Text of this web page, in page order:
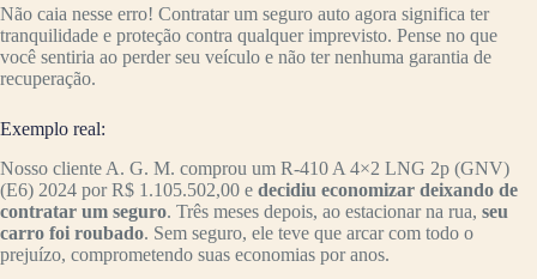
Não caia nesse erro! Contratar um seguro auto agora significa ter
tranquilidade e proteção contra qualquer imprevisto. Pense no que
você sentiria ao perder seu veículo e não ter nenhuma garantia de
recuperação.
Exemplo real:
Nosso cliente A. G. M. comprou um R-410 A 4×2 LNG 2p (GNV)
(E6) 2024 por R$ 1.105.502,00 e decidiu economizar deixando de
contratar um seguro. Três meses depois, ao estacionar na rua, seu
carro foi roubado. Sem seguro, ele teve que arcar com todo o
prejuízo, comprometendo suas economias por anos.